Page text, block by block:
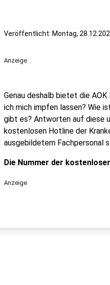
Veröffentlicht: Montag,
Anzeige
Genau deshalb bietet die
ich mich impfen lassen? Wie
gibt es? Antworten auf diese
kostenlosen Hotline der
ausgebildetem Fachpersonal
Die Nummer der
Anzeige